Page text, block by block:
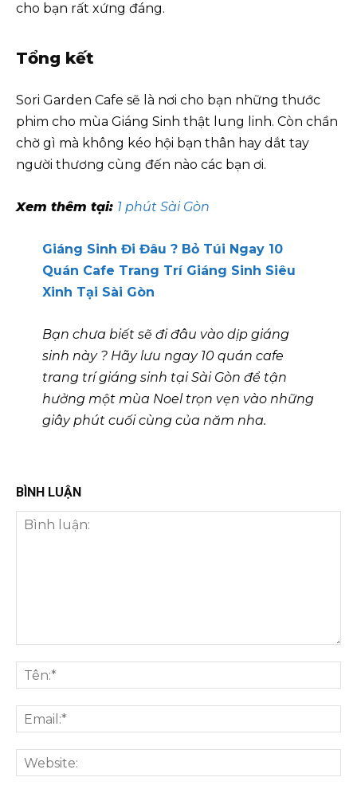
cho bạn rất xứng đáng.
Tổng kết
Sori Garden Cafe sẽ là nơi cho bạn những thước
phim cho mùa Giáng Sinh thật lung linh. Còn chần
chờ gì mà không kéo hội bạn thân hay dắt tay
người thương cùng đến nào các bạn ơi.
Xem thêm tại: 1 phút Sài Gòn
Giáng Sinh Đi Đâu ? Bỏ Túi Ngay 10
Quán Cafe Trang Trí Giáng Sinh Siêu
Xinh Tại Sài Gòn
Bạn chưa biết sẽ đi đâu vào dịp giáng
sinh này ? Hãy lưu ngay 10 quán cafe
trang trí giáng sinh tại Sài Gòn để tận
hưởng một mùa Noel trọn vẹn vào những
giây phút cuối cùng của năm nha.
BÌNH LUẬN
luận: